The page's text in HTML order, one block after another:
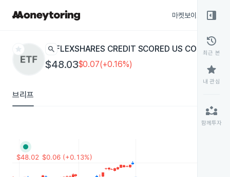
마켓보이스
star search FLEXSHARES CREDIT SCORED US
$48.03$0.07(+0.16%)
브리프
right_panel_open
history
최근 본
star
내 관심
partner_exchange
함께투자